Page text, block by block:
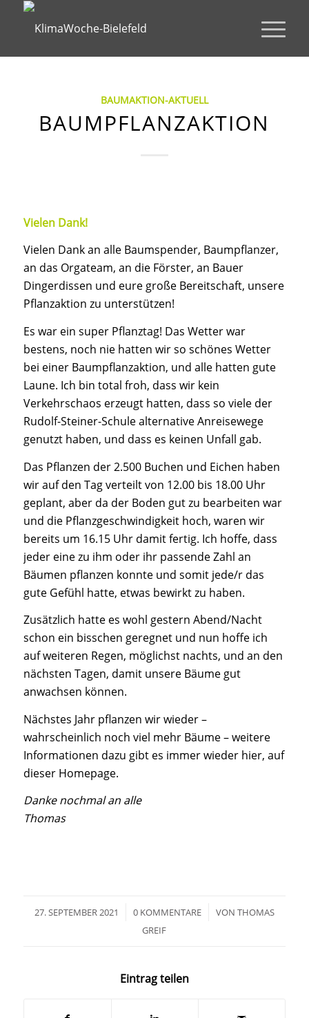
BAUMAKTION-AKTUELL
BAUMPFLANZAKTION
Vielen Dank!
Vielen Dank an alle Baumspender, Baumpflanzer,
an das Orgateam, an die Förster, an Bauer
Dingerdissen und eure große Bereitschaft, unsere
Pflanzaktion zu unterstützen!
Es war ein super Pflanztag! Das Wetter war
bestens, noch nie hatten wir so schönes Wetter
bei einer Baumpflanzaktion, und alle hatten gute
Laune. Ich bin total froh, dass wir kein
Verkehrschaos erzeugt hatten, dass so viele der
Rudolf-Steiner-Schule alternative Anreisewege
genutzt haben, und dass es keinen Unfall gab.
Das Pflanzen der 2.500 Buchen und Eichen haben
wir auf den Tag verteilt von 12.00 bis 18.00 Uhr
geplant, aber da der Boden gut zu bearbeiten war
und die Pflanzgeschwindigkeit hoch, waren wir
bereits um 16.15 Uhr damit fertig. Ich hoffe, dass
jeder eine zu ihm oder ihr passende Zahl an
Bäumen pflanzen konnte und somit jede/r das
gute Gefühl hatte, etwas bewirkt zu haben.
Zusätzlich hatte es wohl gestern Abend/Nacht
schon ein bisschen geregnet und nun hoffe ich
auf weiteren Regen, möglichst nachts, und an den
nächsten Tagen, damit unsere Bäume gut
anwachsen können.
Nächstes Jahr pflanzen wir wieder –
wahrscheinlich noch viel mehr Bäume – weitere
Informationen dazu gibt es immer wieder hier, auf
dieser Homepage.
Danke nochmal an alle
Thomas
27. SEPTEMBER 2021
/ 0 KOMMENTARE
/ VON THOMAS
GREIF
Eintrag teilen